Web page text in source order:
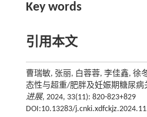
Key words
引用本文
曹瑞敏, 张丽, 白蓉蓉, 李佳鑫, 徐
态性与超重/肥胖及妊娠期糖尿病
进展, 2024, 33(11): 820-823+829
DOI:10.13283/